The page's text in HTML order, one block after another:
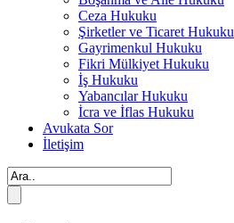
Ceza Hukuku
Şirketler ve Ticaret Hukuku
Gayrimenkul Hukuku
Fikri Mülkiyet Hukuku
İş Hukuku
Yabancılar Hukuku
İcra ve İflas Hukuku
Avukata Sor
İletişim